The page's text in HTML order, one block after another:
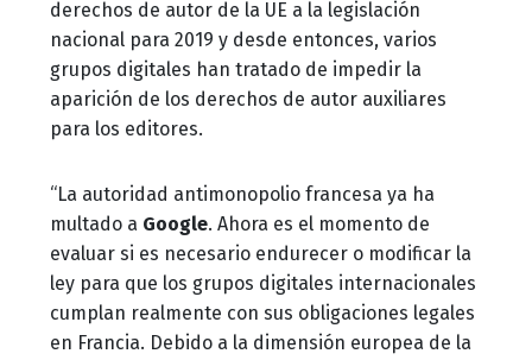
derechos de autor de la UE a la legislación
nacional para 2019 y desde entonces, varios
grupos digitales han tratado de impedir la
aparición de los derechos de autor auxiliares
para los editores.
“La autoridad antimonopolio francesa ya ha
multado a Google. Ahora es el momento de
evaluar si es necesario endurecer o modificar la
ley para que los grupos digitales internacionales
cumplan realmente con sus obligaciones legales
en Francia. Debido a la dimensión europea de la